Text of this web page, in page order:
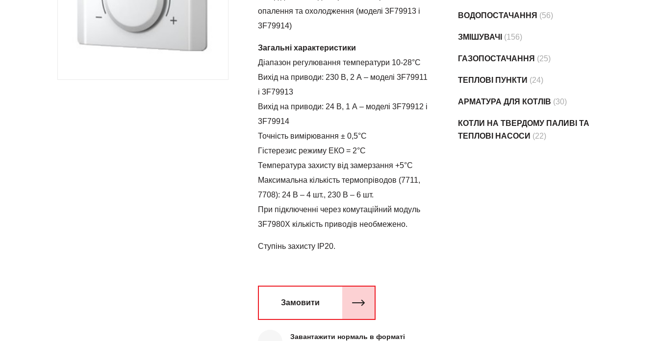
опалення та охолодження (моделі 3F79913 і
3F79914)
Загальні характеристики
Діапазон регулювання температури 10-28°С
Вихід на приводи: 230 В, 2 А – моделі 3F79911
і 3F79913
Вихід на приводи: 24 В, 1 А – моделі 3F79912 і
3F79914
Точність вимірювання ± 0,5°С
Гістерезис режиму ЕКО = 2°С
Температура захисту від замерзання +5°С
Максимальна кількість термопріводов (7711,
7708): 24 В – 4 шт., 230 В – 6 шт.
При підключенні через комутаційний модуль
3F7980Х кількість приводів необмежено.
Ступінь захисту IР20.
Замовити
Завантажити нормаль в форматі
ВОДОПОСТАЧАННЯ (56)
ЗМІШУВАЧІ (156)
ГАЗОПОСТАЧАННЯ (25)
ТЕПЛОВІ ПУНКТИ (24)
АРМАТУРА ДЛЯ КОТЛІВ (30)
КОТЛИ НА ТВЕРДОМУ ПАЛИВІ ТА
ТЕПЛОВІ НАСОСИ (22)